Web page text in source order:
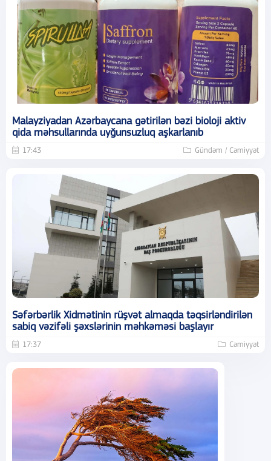
Malayziyadan Azərbaycana gətirilən bəzi bioloji aktiv
qida məhsullarında uyğunsuzluq aşkarlanıb
17:43 Gündəm / Cəmiyyət
Səfərbərlik Xidmətinin rüşvət almaqda təqsirləndirilən
sabiq vəzifəli şəxslərinin məhkəməsi başlayır
17:37 Cəmiyyət